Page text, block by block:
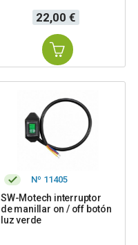
Precio
22,00 €
Nº 11405
SW-Motech interruptor
de manillar on / off botón
luz verde